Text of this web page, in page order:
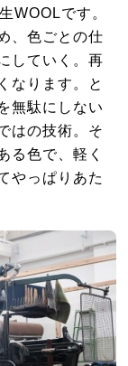
WOOLです。
、色ごとの仕
していく。再
なります。と
無駄にしない
はの技術。そ
る色で、軽く
やっぱりあた